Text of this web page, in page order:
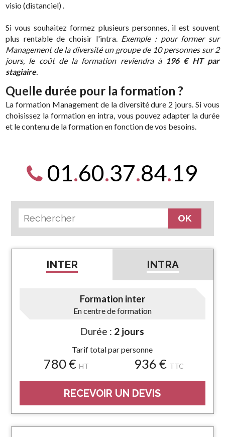
visio (distanciel) .
Si vous souhaitez formez plusieurs personnes, il est souvent
plus rentable de choisir l'intra. Exemple : pour former sur
Management de la diversité un groupe de 10 personnes sur 2
jours, le coût de la formation reviendra à 196 € HT par
stagiaire.
Quelle durée pour la formation ?
La formation Management de la diversité dure 2 jours. Si vous
choisissez la formation en intra, vous pouvez adapter la durée
et le contenu de la formation en fonction de vos besoins.
01.60.37.84.19
INTER INTRA
Formation inter
En centre de formation
Durée : 2 jours
Tarif total par personne
780 € HT 936 € TTC
RECEVOIR UN DEVIS